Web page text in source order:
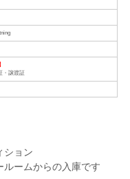
・譲渡証
ション
ームからの入庫です